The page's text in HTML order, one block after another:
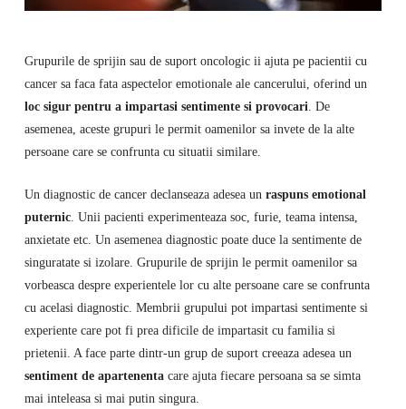
Grupurile de sprijin sau de suport oncologic ii ajuta pe pacientii cu
cancer sa faca fata aspectelor emotionale ale cancerului, oferind un
loc sigur pentru a impartasi sentimente si provocari . De
asemenea, aceste grupuri le permit oamenilor sa invete de la alte
persoane care se confrunta cu situatii similare.
Un diagnostic de cancer declanseaza adesea un raspuns emotional
puternic. Unii pacienti experimenteaza soc, furie, teama intensa,
anxietate etc. Un asemenea diagnostic poate duce la sentimente de
singuratate si izolare. Grupurile de sprijin le permit oamenilor sa
vorbeasca despre experientele lor cu alte persoane care se confrunta
cu acelasi diagnostic. Membrii grupului pot impartasi sentimente si
experiente care pot fi prea dificile de impartasit cu familia si
prietenii. A face parte dintr-un grup de suport creeaza adesea un
sentiment de apartenentacare ajuta fiecare persoana sa se simta
mai inteleasa si mai putin singura.